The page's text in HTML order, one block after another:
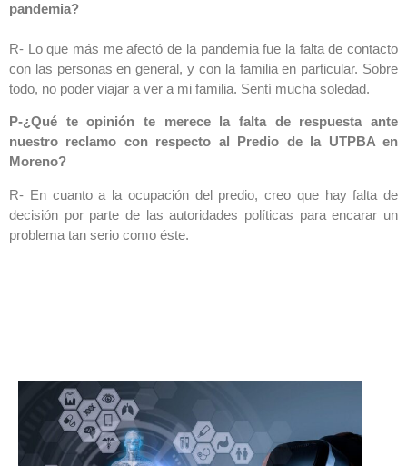
pandemia?
R- Lo que más me afectó de la pandemia fue la falta de contacto
con las personas en general, y con la familia en particular. Sobre
todo, no poder viajar a ver a mi familia. Sentí mucha soledad.
P-¿Qué te opinión te merece la falta de respuesta ante
nuestro reclamo con respecto al Predio de la UTPBA en
Moreno?
R- En cuanto a la ocupación del predio, creo que hay falta de
decisión por parte de las autoridades políticas para encarar un
problema tan serio como éste.